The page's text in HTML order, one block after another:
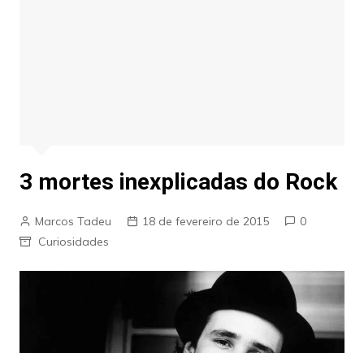
3 mortes inexplicadas do Rock
Marcos Tadeu 18 de fevereiro de 2015
0
Curiosidades